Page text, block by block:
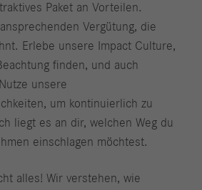
Paket an Vorteilen.
Vergütung, die
Erlebe unsere Impact Culture,
finden, und auch
unsere
um kontinuierlich zu
liegt es an dir, welchen Weg du
einschlagen möchtest.
alles! Wir verstehen, wie